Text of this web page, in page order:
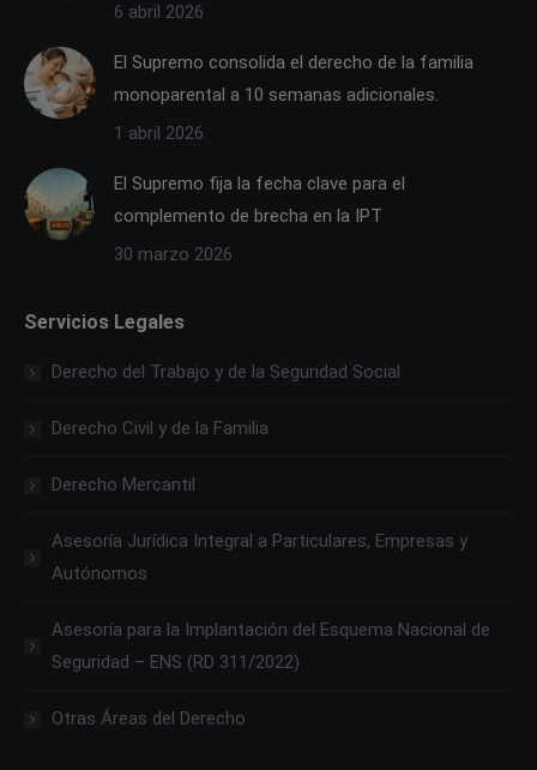
6 abril 2026
El Supremo consolida el derecho de la familia
monoparental a 10 semanas adicionales.
1 abril 2026
El Supremo fija la fecha clave para el
complemento de brecha en la IPT
30 marzo 2026
Servicios Legales
Derecho del Trabajo y de la Seguridad Social
Derecho Civil y de la Familia
Derecho Mercantil
Asesoría Jurídica Integral a Particulares, Empresas y
Autónomos
Asesoría para la Implantación del Esquema Nacional de
Seguridad – ENS (RD 311/2022)
Otras Áreas del Derecho